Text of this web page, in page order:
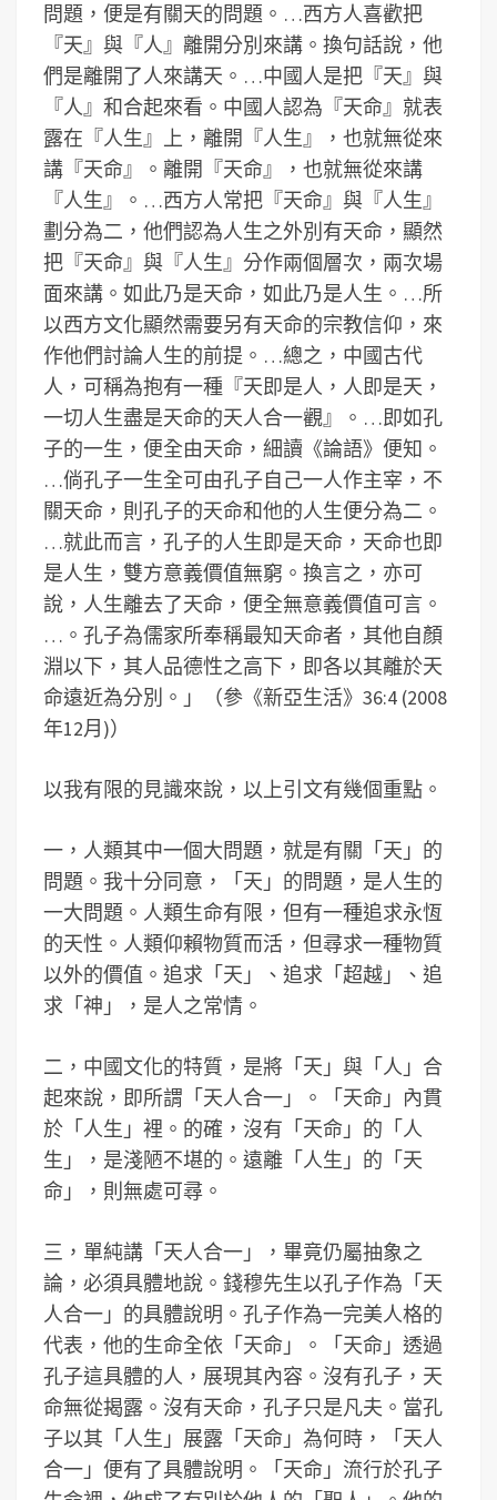
問題，便是有關天的問題。…西方人喜歡把
『天』與『人』離開分別來講。換句話說，他
們是離開了人來講天。…中國人是把『天』與
『人』和合起來看。中國人認為『天命』就表
露在『人生』上，離開『人生』，也就無從來
講『天命』。離開『天命』，也就無從來講
『人生』。…西方人常把『天命』與『人生』
劃分為二，他們認為人生之外別有天命，顯然
把『天命』與『人生』分作兩個層次，兩次場
面來講。如此乃是天命，如此乃是人生。…所
以西方文化顯然需要另有天命的宗教信仰，來
作他們討論人生的前提。…總之，中國古代
人，可稱為抱有一種『天即是人，人即是天，
一切人生盡是天命的天人合一觀』。…即如孔
子的一生，便全由天命，細讀《論語》便知。
…倘孔子一生全可由孔子自己一人作主宰，不
關天命，則孔子的天命和他的人生便分為二。
…就此而言，孔子的人生即是天命，天命也即
是人生，雙方意義價值無窮。換言之，亦可
說，人生離去了天命，便全無意義價值可言。
…。孔子為儒家所奉稱最知天命者，其他自顏
淵以下，其人品德性之高下，即各以其離於天
命遠近為分別。」（參《新亞生活》36:4 (2008
年12月)）
以我有限的見識來說，以上引文有幾個重點。
一，人類其中一個大問題，就是有關「天」的
問題。我十分同意，「天」的問題，是人生的
一大問題。人類生命有限，但有一種追求永恆
的天性。人類仰賴物質而活，但尋求一種物質
以外的價值。追求「天」、追求「超越」、追
求「神」，是人之常情。
二，中國文化的特質，是將「天」與「人」合
起來說，即所謂「天人合一」。「天命」內貫
於「人生」裡。的確，沒有「天命」的「人
生」，是淺陋不堪的。遠離「人生」的「天
命」，則無處可尋。
三，單純講「天人合一」，畢竟仍屬抽象之
論，必須具體地說。錢穆先生以孔子作為「天
人合一」的具體說明。孔子作為一完美人格的
代表，他的生命全依「天命」。「天命」透過
孔子這具體的人，展現其內容。沒有孔子，天
命無從揭露。沒有天命，孔子只是凡夫。當孔
子以其「人生」展露「天命」為何時，「天人
合一」便有了具體說明。「天命」流行於孔子